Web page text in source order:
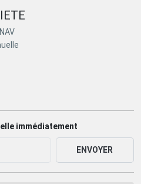
immédiatement
ENVOYER